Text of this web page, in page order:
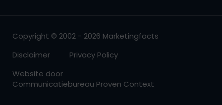
Copyright © 2002 - 2026 Marketingfacts
Disclaimer
Privacy Policy
Website door
Communicatiebureau Proven Context